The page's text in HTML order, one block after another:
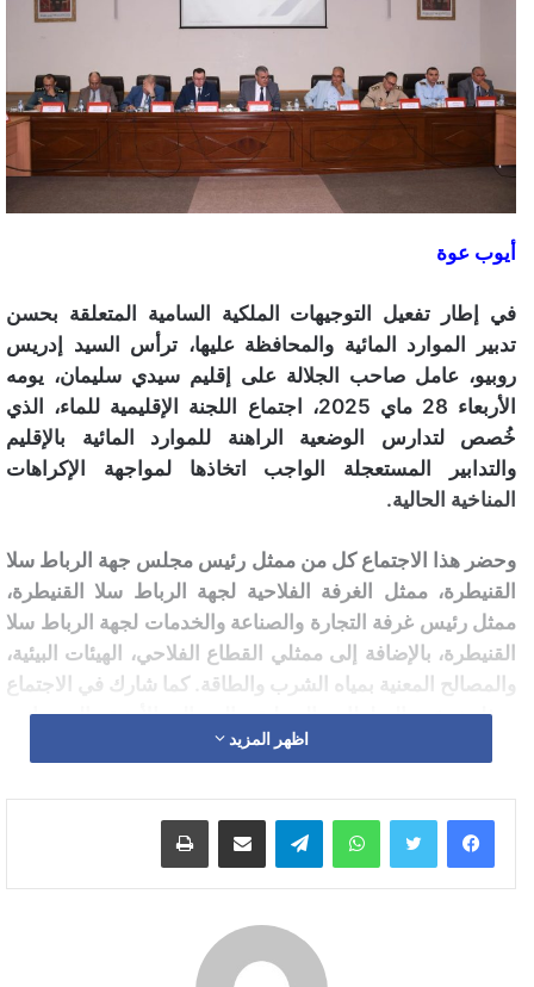
أيوب عوة
في إطار تفعيل التوجيهات الملكية السامية المتعلقة بحسن
تدبير الموارد المائية والمحافظة عليها، ترأس السيد إدريس
روبيو، عامل صاحب الجلالة على إقليم سيدي سليمان، يومه
الأربعاء 28 ماي 2025، اجتماع اللجنة الإقليمية للماء، الذي
خُصص لتدارس الوضعية الراهنة للموارد المائية بالإقليم
والتدابير المستعجلة الواجب اتخاذها لمواجهة الإكراهات
المناخية الحالية.
وحضر هذا الاجتماع كل من ممثل رئيس مجلس جهة الرباط سلا
القنيطرة، ممثل الغرفة الفلاحية لجهة الرباط سلا القنيطرة،
ممثل رئيس غرفة التجارة والصناعة والخدمات لجهة الرباط سلا
القنيطرة، بالإضافة إلى ممثلي القطاع الفلاحي، الهيئات البيئية،
والمصالح المعنية بمياه الشرب والطاقة. كما شارك في الاجتماع
ممثلون عن السلطات المحلية والمصالح الأمنية، إلى جانب
في كلمته الافتتاحية، أكد السيد إدريس روبيو، عامل إقليم سيدي
سليمان، على أهمية عقد هذا الاجتماع الدوري للجنة الإقليمية
للماء في سياق خاص يميزه اقتراب موسم الصيف وارتفاع
بشكل عقلاني، تنفيذا للتوجيهات الملكية السامية.
اظهر المزيد
واتساب تيلقرام مشاركة عبر البريد طباعة